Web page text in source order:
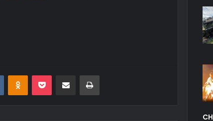
VKontakteOdnoklassniki
Pocket E-Posta ile paylaş Yazdır